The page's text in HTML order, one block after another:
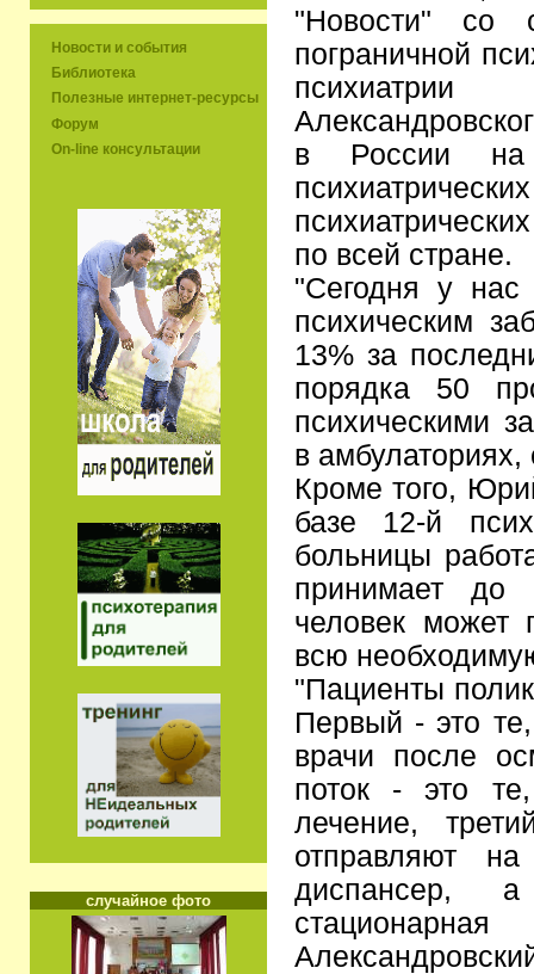
Новости и события
Библиотека
Полезные интернет-ресурсы
Форум
On-line консультации
случайное фото
"Новости" со
пограничной
в России на
по всей стране.
"Сегодня у
психическим
13% за
порядка 50
психическими
в амбулаториях,
Кроме того,
базе 12-й
больницы
принимает
человек может
всю
"Пациенты
Первый - это
врачи после
поток - это
лечение,
отправляют на
диспансер, а